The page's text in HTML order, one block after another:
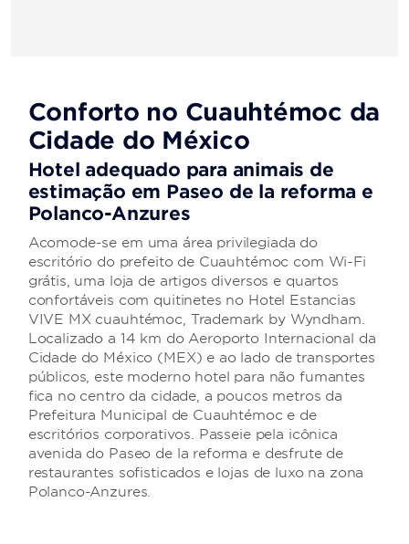
Conforto no Cuauhtémoc da
Cidade do México
Hotel adequado para animais de
estimação em Paseo de la reforma e
Polanco-Anzures
Acomode-se em uma área privilegiada do
escritório do prefeito de Cuauhtémoc com Wi-Fi
grátis, uma loja de artigos diversos e quartos
confortáveis com quitinetes no Hotel Estancias
VIVE MX cuauhtémoc, Trademark by Wyndham.
Localizado a 14 km do Aeroporto Internacional da
Cidade do México (MEX) e ao lado de transportes
públicos, este moderno hotel para não fumantes
fica no centro da cidade, a poucos metros da
Prefeitura Municipal de Cuauhtémoc e de
escritórios corporativos. Passeie pela icônica
avenida do Paseo de la reforma e desfrute de
restaurantes sofisticados e lojas de luxo na zona
Polanco-Anzures.